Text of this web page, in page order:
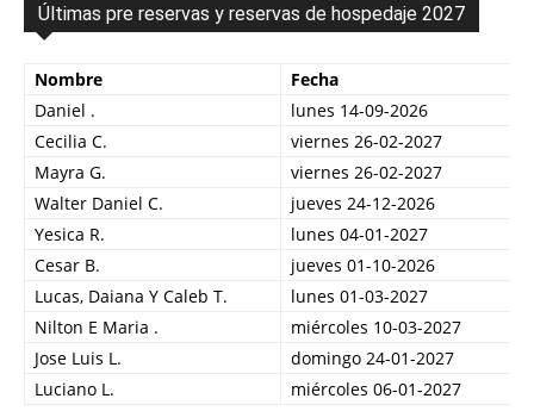
Últimas pre reservas y reservas de hospedaje 2027
Nombre
Fecha
Daniel .
lunes 14-09-2026
Cecilia C.
viernes 26-02-2027
Mayra G.
viernes 26-02-2027
Walter Daniel C.
jueves 24-12-2026
Yesica R.
lunes 04-01-2027
Cesar B.
jueves 01-10-2026
Lucas, Daiana Y Caleb T.
lunes 01-03-2027
Nilton E Maria .
miércoles 10-03-2027
Jose Luis L.
domingo 24-01-2027
Luciano L.
miércoles 06-01-2027